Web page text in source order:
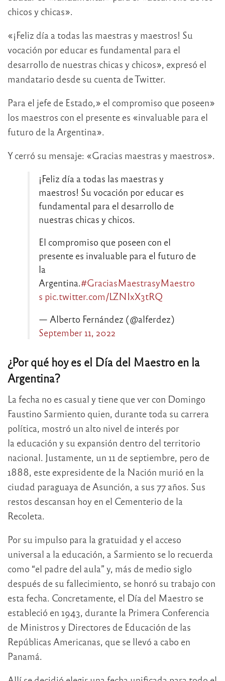
chicos y chicas».
«¡Feliz día a todas las maestras y maestros! Su
vocación por educar es fundamental para el
desarrollo de nuestras chicas y chicos», expresó el
mandatario desde su cuenta de Twitter.
Para el jefe de Estado,» el compromiso que poseen»
los maestros con el presente es «invaluable para el
futuro de la Argentina».
Y cerró su mensaje: «Gracias maestras y maestros».
¡Feliz día a todas las maestras y
maestros! Su vocación por educar es
fundamental para el desarrollo de
nuestras chicas y chicos.
El compromiso que poseen con el
presente es invaluable para el futuro de
la
Argentina.#GraciasMaestrasyMaestro
s pic.twitter.com/LZNIxX3tRQ
— Alberto Fernández (@alferdez)
September 11, 2022
¿Por qué hoy es el Día del Maestro en la
Argentina?
La fecha no es casual y tiene que ver con Domingo
Faustino Sarmiento quien, durante toda su carrera
política, mostró un alto nivel de interés por
la educación y su expansión dentro del territorio
nacional. Justamente, un 11 de septiembre, pero de
1888, este expresidente de la Nación murió en la
ciudad paraguaya de Asunción, a sus 77 años. Sus
restos descansan hoy en el Cementerio de la
Recoleta.
Por su impulso para la gratuidad y el acceso
universal a la educación, a Sarmiento se lo recuerda
como “el padre del aula” y, más de medio siglo
después de su fallecimiento, se honró su trabajo con
esta fecha. Concretamente, el Día del Maestro se
estableció en 1943, durante la Primera Conferencia
de Ministros y Directores de Educación de las
Repúblicas Americanas, que se llevó a cabo en
Panamá.